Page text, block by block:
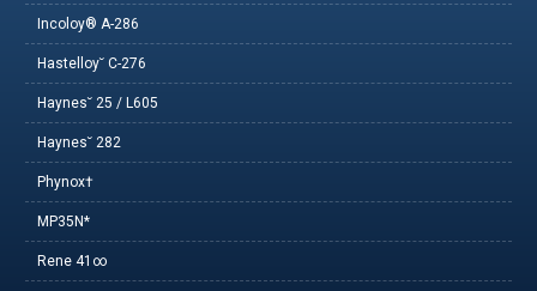
Incoloy® A-286
Hastelloy˘ C-276
Haynes˘ 25 / L605
Haynes˘ 282
Phynox†
MP35N*
Rene 41∞